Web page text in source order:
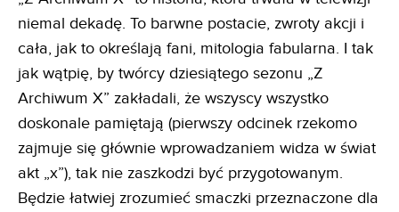
niemal dekadę. To barwne postacie, zwroty akcji i
cała, jak to określają fani, mitologia fabularna. I tak
jak wątpię, by twórcy dziesiątego sezonu „Z
Archiwum X” zakładali, że wszyscy wszystko
doskonale pamiętają (pierwszy odcinek rzekomo
zajmuje się głównie wprowadzaniem widza w świat
akt „x”), tak nie zaszkodzi być przygotowanym.
Będzie łatwiej zrozumieć smaczki przeznaczone dla